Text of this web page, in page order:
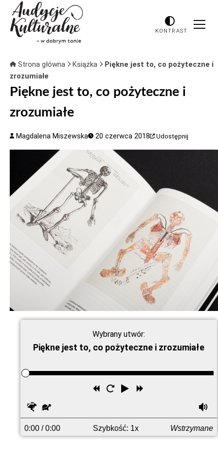
KONTRAST
Strona główna Książka
Piękne jest to, co pożyteczne i
zrozumiałe
Piękne jest to, co pożyteczne i
zrozumiałe
Magdalena Miszewska 20 czerwca 2018 Udostępnij
Wybrany utwór:
Piękne jest to, co pożyteczne i zrozumiałe
Odtwórz
Uruchom
Przewiń
przodu
Szybciej
0:00 / 0:00 Szybkość: 1x Wstrzymane